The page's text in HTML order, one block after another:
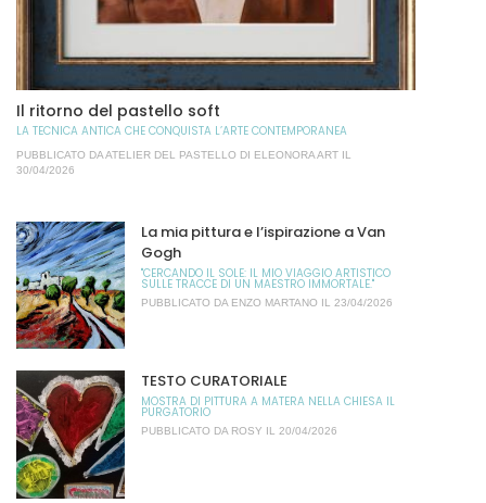
Il ritorno del pastello soft
LA TECNICA ANTICA CHE CONQUISTA L’ARTE CONTEMPORANEA
PUBBLICATO DAATELIER DEL PASTELLO DI ELEONORA ART IL
30/04/2026
La mia pittura e l’ispirazione a Van
Gogh
"CERCANDO IL SOLE: IL MIO VIAGGIO ARTISTICO
SULLE TRACCE DI UN MAESTRO IMMORTALE."
PUBBLICATO DA ENZO MARTANO IL 23/04/2026
TESTO CURATORIALE
MOSTRA DI PITTURA A MATERA NELLA CHIESA IL
PURGATORIO
PUBBLICATO DA ROSY IL 20/04/2026